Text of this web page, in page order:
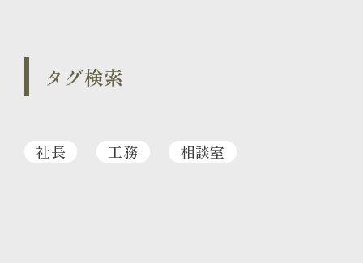
タグ検索
社長 工務 相談室